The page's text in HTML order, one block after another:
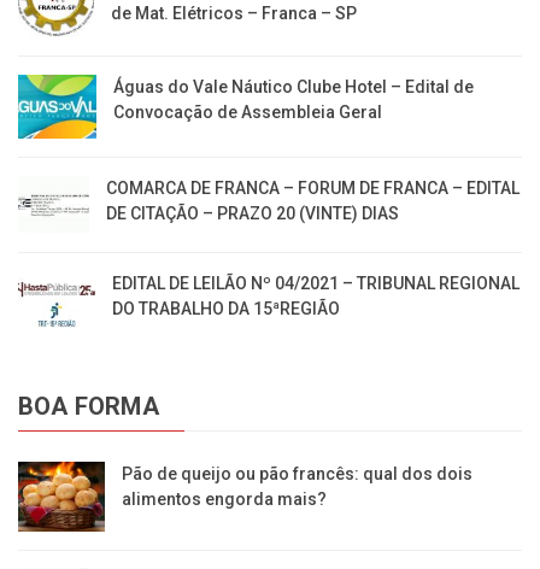
de Mat. Elétricos – Franca – SP
Águas do Vale Náutico Clube Hotel – Edital de
Convocação de Assembleia Geral
COMARCA DE FRANCA – FORUM DE FRANCA – EDITAL
DE CITAÇÃO – PRAZO 20 (VINTE) DIAS
EDITAL DE LEILÃO Nº 04/2021 – TRIBUNAL REGIONAL
DO TRABALHO DA 15ªREGIÃO
BOA FORMA
Pão de queijo ou pão francês: qual dos dois
alimentos engorda mais?